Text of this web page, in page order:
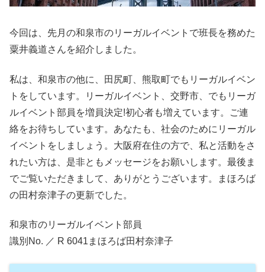
今回は、先月の和泉市のリーガルイベントで班長を務めた
粟井義道さんを紹介しました。
私は、和泉市の他に、田尻町、熊取町でもリーガルイベン
トをしています。リーガルイベント、交野市、でもリーガ
ルイベント部員を増員決定!初心者も増えています。ご連
絡をお待ちしています。あなたも、社会のためにリーガル
イベントをしましょう。大阪府在住の方で、私と活動をさ
れたい方は、是非ともメッセージをお願いします。最後ま
でご覧いただきまして、ありがとうございます。まほろば
の田村奈津子の更新でした。
和泉市のリーガルイベント部員
識別No. ／ R 6041まほろば田村奈津子